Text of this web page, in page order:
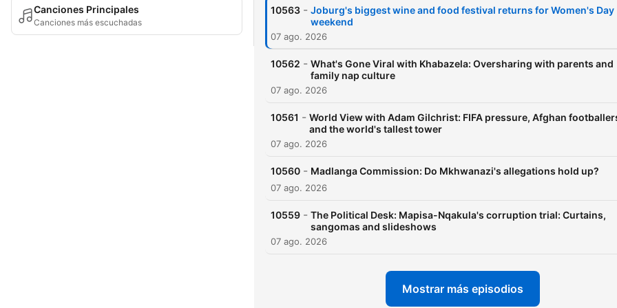
Canciones Principales
Canciones más escuchadas
10563 - Joburg's biggest wine and food festival returns for Women's Day
weekend
07 ago. 2026
10562 - What's Gone Viral with Khabazela: Oversharing with parents and
family nap culture
07 ago. 2026
10561 - World View with Adam Gilchrist: FIFA pressure, Afghan
and the world's tallest tower
07 ago. 2026
10560 - Madlanga Commission: Do Mkhwanazi's allegations hold up?
07 ago. 2026
10559 - The Political Desk: Mapisa-Nqakula's corruption trial: Curtains,
sangomas and slideshows
07 ago. 2026
Mostrar más episodios